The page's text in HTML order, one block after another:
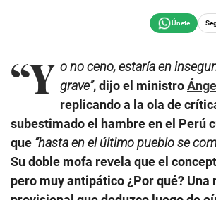
“Y o no ceno, estaría en
grave”, dijo el ministro
replicando a la ola de
subestimado el hambre en el Perú
que “hasta en el último pueblo se
Su doble mofa revela que el
pero muy antipático ¿Por qué? Una